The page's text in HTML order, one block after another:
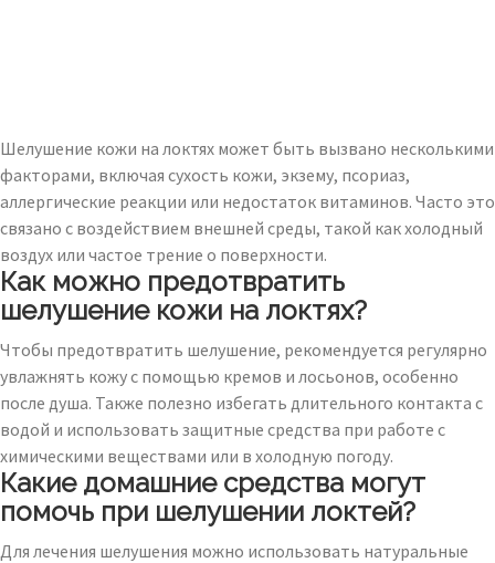
Шелушение кожи на локтях может быть вызвано несколькими
факторами, включая сухость кожи, экзему, псориаз,
аллергические реакции или недостаток витаминов. Часто это
связано с воздействием внешней среды, такой как холодный
воздух или частое трение о поверхности.
Как можно предотвратить
шелушение кожи на локтях?
Чтобы предотвратить шелушение, рекомендуется регулярно
увлажнять кожу с помощью кремов и лосьонов, особенно
после душа. Также полезно избегать длительного контакта с
водой и использовать защитные средства при работе с
химическими веществами или в холодную погоду.
Какие домашние средства могут
помочь при шелушении локтей?
Для лечения шелушения можно использовать натуральные